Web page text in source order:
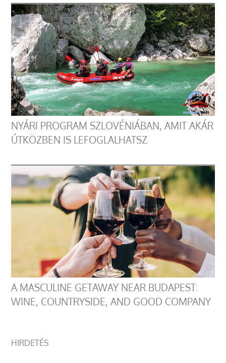
NYÁRI PROGRAM SZLOVÉNIÁBAN, AMIT AKÁR
ÚTKÖZBEN IS LEFOGLALHATSZ
A MASCULINE GETAWAY NEAR BUDAPEST:
WINE, COUNTRYSIDE, AND GOOD COMPANY
HIRDETÉS